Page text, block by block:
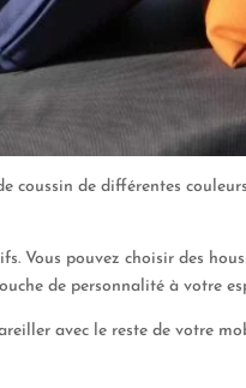
coussin de différentes
Vous pouvez choisir des
de personnalité à votre
avec le reste de votre